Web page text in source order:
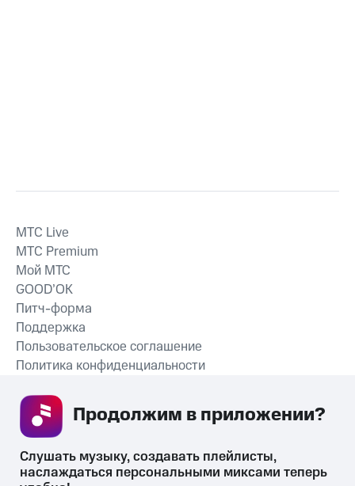
СКАЧАТЬ ПРИЛОЖЕНИЕ
MTС Live
MTС Premium
Мой МТС
GOOD’OK
Питч-форма
Поддержка
Пользовательское соглашение
Политика конфиденциальности
Слушать музыку, создавать плейлисты,
наслаждаться персональными миксами теперь